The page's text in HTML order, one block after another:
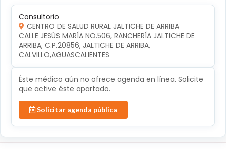
Consultorio
CENTRO DE SALUD RURAL JALTICHE DE ARRIBA
CALLE JESÚS MARÍA NO.506, RANCHERÍA JALTICHE DE
ARRIBA, C.P.20856, JALTICHE DE ARRIBA,
CALVILLO,AGUASCALIENTES
Éste médico aún no ofrece agenda en línea. Solicite
que active éste apartado.
Solicitar agenda pública